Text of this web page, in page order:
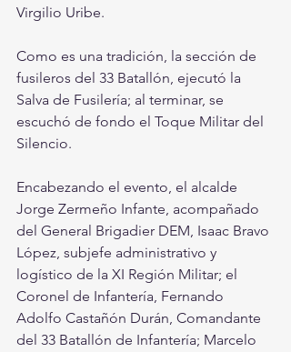
Virgilio Uribe.
Como es una tradición, la sección de
fusileros del 33 Batallón, ejecutó la
Salva de Fusilería; al terminar, se
escuchó de fondo el Toque Militar del
Silencio.
Encabezando el evento, el alcalde
Jorge Zermeño Infante, acompañado
del General Brigadier DEM, Isaac Bravo
López, subjefe administrativo y
logístico de la XI Región Militar; el
Coronel de Infantería, Fernando
Adolfo Castañón Durán, Comandante
del 33 Batallón de Infantería; Marcelo